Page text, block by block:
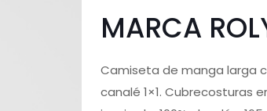
MARCA
Camiseta de manga larga
canalé 1×1. Cubrecosturas